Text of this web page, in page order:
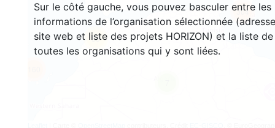
Sur le côté gauche, vous pouvez basculer entre les
informations de l’organisation sélectionnée
site web et liste des projets HORIZON) et la liste de
toutes les organisations qui y sont liées.
55
304